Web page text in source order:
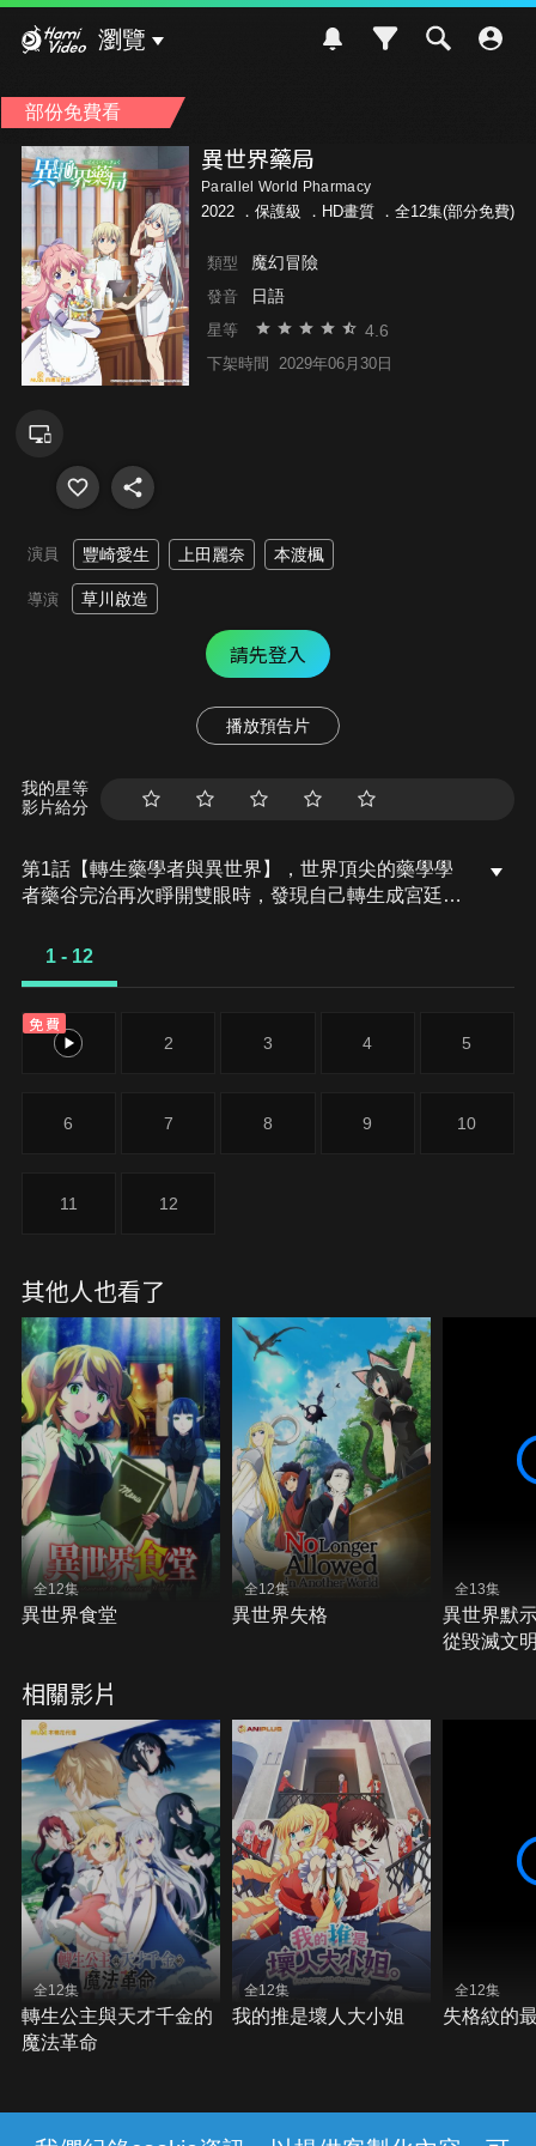
瀏覽
部份免費看
異世界藥局
Parallel World Pharmacy
2022 ． 保護級 ．HD畫質 ．全12集(部分免費)
類型 魔幻冒險
發音 日語
星等 4.6
下架時間 2029年06月30日
演員 豐崎愛生 上田麗奈 本渡楓
導演 草川啟造
請先登入
播放預告片
我的星等
影片給分
第1話【轉生藥學者與異世界】，世界頂尖的藥學學
者藥谷完治再次睜開雙眼時，發現自己轉生成宮廷藥
在轉生後的能力「神術」也隨之覺醒，並在家庭教師
1 - 12
免費
1 2 3 4 5
6 7 8 9 10
11 12
其他人也看了
全12集
異世界食堂
全12集
異世界失格
全13集
異世界默
從毀滅文
相關影片
全12集
轉生公主與天才千金的
魔法革命
全12集
我的推是壞人大小姐
全12集
失格紋的